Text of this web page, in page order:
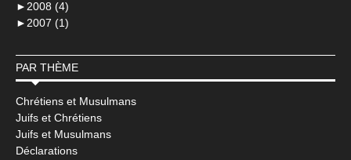
► 2008 (4)
► 2007 (1)
PAR THÈME
Chrétiens et Musulmans
Juifs et Chrétiens
Juifs et Musulmans
Déclarations